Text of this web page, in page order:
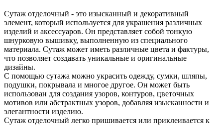
Сутаж отделочный - это изысканный и декоративный
элемент, который используется для украшения различных
изделий и аксессуаров. Он представляет собой тонкую
шнурковую вышивку, выполненную из специального
материала. Сутаж может иметь различные цвета и фактуры,
что позволяет создавать уникальные и оригинальные
дизайны.
С помощью сутажа можно украсить одежду, сумки, шляпы,
подушки, покрывала и многое другое. Он может быть
использован для создания узоров, контуров, цветочных
мотивов или абстрактных узоров, добавляя изысканности и
элегантности изделию.
Сутаж отделочный легко пришивается или приклеивается к